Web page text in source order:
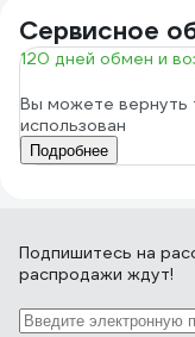
Сервисное
120 дней обмен и
Вы можете вернуть
использован
Подробнее
Подпишитесь на
распродажи ждут!